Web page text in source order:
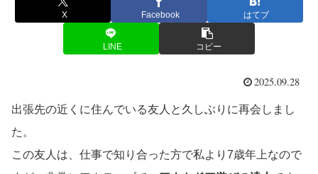
X Facebook はてブ
LINE コピー
2025.09.28
出張先の近くに住んでいる友人と久しぶりに再会しまし
た。
この友人は、仕事で知り合った方で私より7歳年上なので